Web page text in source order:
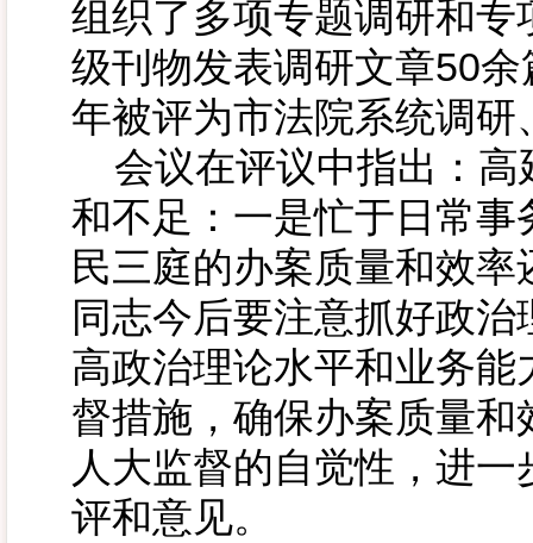
组织了多项专题调研和
级刊物发表调研文章50
年被评为市法院系统调
会议在评议中指出：高
和不足：一是忙于日常
民三庭的办案质量和效
同志今后要注意抓好政
高政治理论水平和业务
督措施，确保办案质量
人大监督的自觉性，进
评和意见。